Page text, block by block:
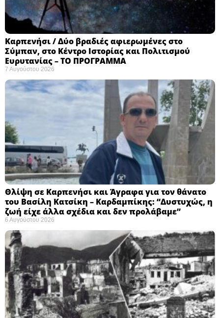
Καρπενήσι / Δύο βραδιές αφιερωμένες στο
Σύμπαν, στο Κέντρο Ιστορίας και Πολιτισμού
Ευρυτανίας – ΤΟ ΠΡΟΓΡΑΜΜΑ
7 Αυγούστου 2026
Θλίψη σε Καρπενήσι και Άγραφα για τον θάνατο
του Βασίλη Κατσίκη – Καρδαμπίκης: “Δυστυχώς, η
ζωή είχε άλλα σχέδια και δεν προλάβαμε”
6 Αυγούστου 2026